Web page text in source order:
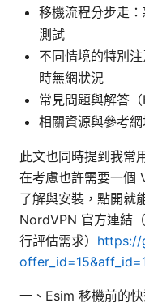
移機流程分步走
測試
不同情境的特別
時無網狀況
常見問題與解答（
相關資源與參考
此文也同時提到我常
在考慮也許需要一個
了解與安裝，點開就
NordVPN 官方連結
行評估需求） https://
一、Esim 移機前的